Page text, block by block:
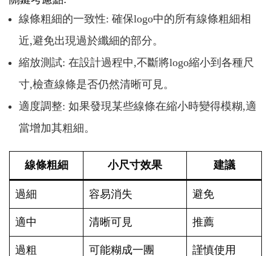
線條粗細的一致性: 確保logo中的所有線條粗細相
近,避免出現過於纖細的部分。
縮放測試: 在設計過程中,不斷將logo縮小到各種尺
寸,檢查線條是否仍然清晰可見。
適度調整: 如果發現某些線條在縮小時變得模糊,適
當增加其粗細。
線條粗細 小尺寸效果 建議
過細 容易消失 避免
適中 清晰可見 推薦
過粗 可能糊成一團 謹慎使用